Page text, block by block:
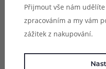
Hodnocení (0)
Přijmout vše nám
zpracováním a my vám
zážitek z nakupování.